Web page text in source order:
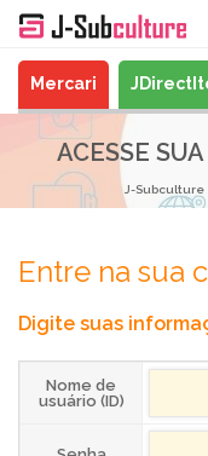
Mercari
ACESSE
J-Subculture
Entre na sua
Digite suas
Nome de
usuário (ID)